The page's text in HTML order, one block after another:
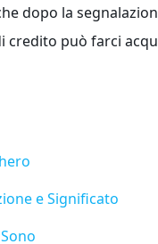
dopo la
credito può farci
e Significato